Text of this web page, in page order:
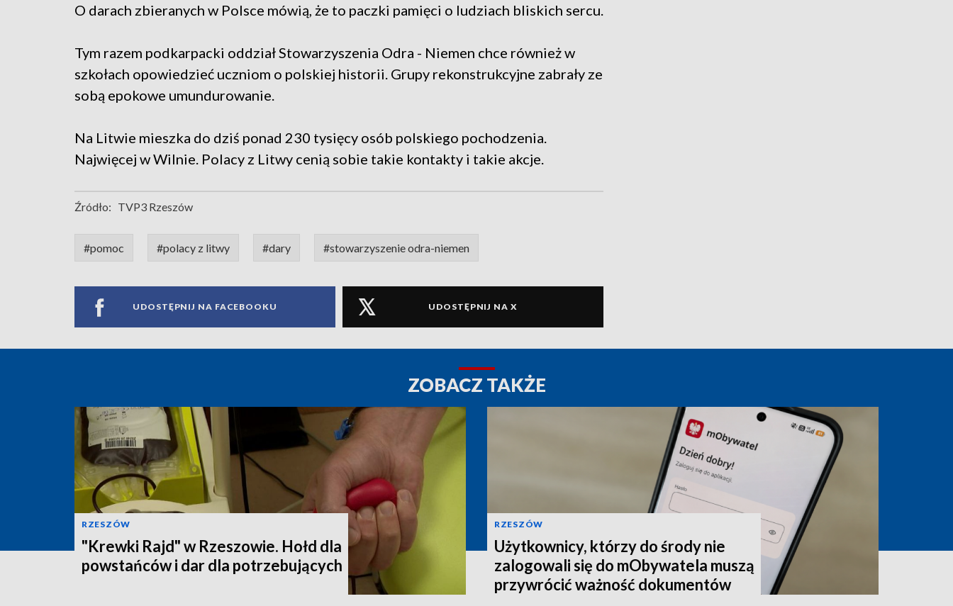
O darach zbieranych w Polsce mówią, że to paczki pamięci o ludziach bliskich sercu.
Tym razem podkarpacki oddział Stowarzyszenia Odra - Niemen chce również w
szkołach opowiedzieć uczniom o polskiej historii. Grupy rekonstrukcyjne zabrały ze
sobą epokowe umundurowanie.
Na Litwie mieszka do dziś ponad 230 tysięcy osób polskiego pochodzenia.
Najwięcej w Wilnie. Polacy z Litwy cenią sobie takie kontakty i takie akcje.
Źródło: TVP3 Rzeszów
#pomoc #polacy z litwy #dary #stowarzyszenie odra-niemen
UDOSTĘPNIJ NA FACEBOOKU UDOSTĘPNIJ NA X
ZOBACZ TAKŻE
RZESZÓW
"Krewki Rajd" w Rzeszowie. Hołd dla
powstańców i dar dla potrzebujących
RZESZÓW
Użytkownicy, którzy do środy nie
zalogowali się do mObywatela muszą
przywrócić ważność dokumentów